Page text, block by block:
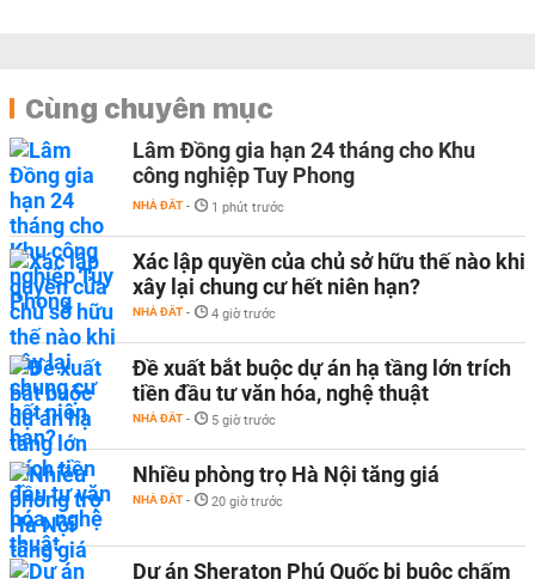
Cùng chuyên mục
Lâm Đồng gia hạn 24 tháng cho Khu
công nghiệp Tuy Phong
NHÀ ĐẤT - 1 phút trước
Xác lập quyền của chủ sở hữu thế nào khi
xây lại chung cư hết niên hạn?
NHÀ ĐẤT - 4 giờ trước
Đề xuất bắt buộc dự án hạ tầng lớn trích
tiền đầu tư văn hóa, nghệ thuật
NHÀ ĐẤT - 5 giờ trước
Nhiều phòng trọ Hà Nội tăng giá
NHÀ ĐẤT - 20 giờ trước
Dự án Sheraton Phú Quốc bị buộc chấm